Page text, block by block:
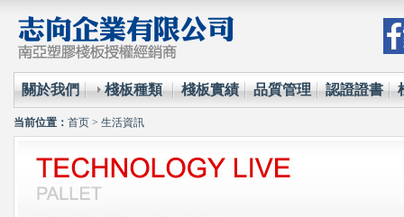
關於我們 棧板種類 棧板實績 品質管理 認證證書
当前位置： 首页 > 生活資訊